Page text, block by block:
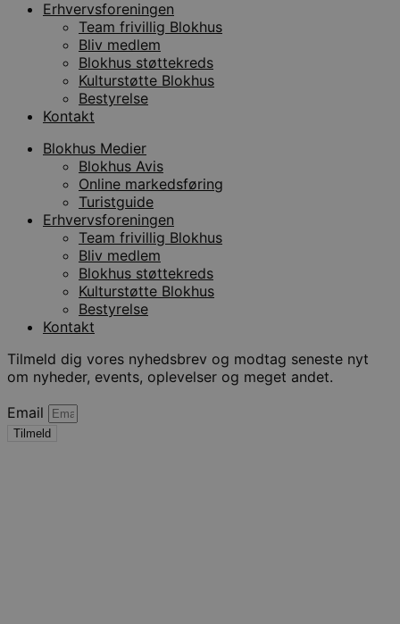
Erhvervsforeningen
Team frivillig Blokhus
Bliv medlem
Blokhus støttekreds
Kulturstøtte Blokhus
Bestyrelse
Kontakt
Blokhus Medier
Blokhus Avis
Online markedsføring
Turistguide
Erhvervsforeningen
Team frivillig Blokhus
Bliv medlem
Blokhus støttekreds
Kulturstøtte Blokhus
Bestyrelse
Kontakt
Tilmeld dig vores nyhedsbrev og modtag seneste nyt
om nyheder, events, oplevelser og meget andet.
Email
Tilmeld